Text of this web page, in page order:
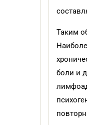
Таким
боли и